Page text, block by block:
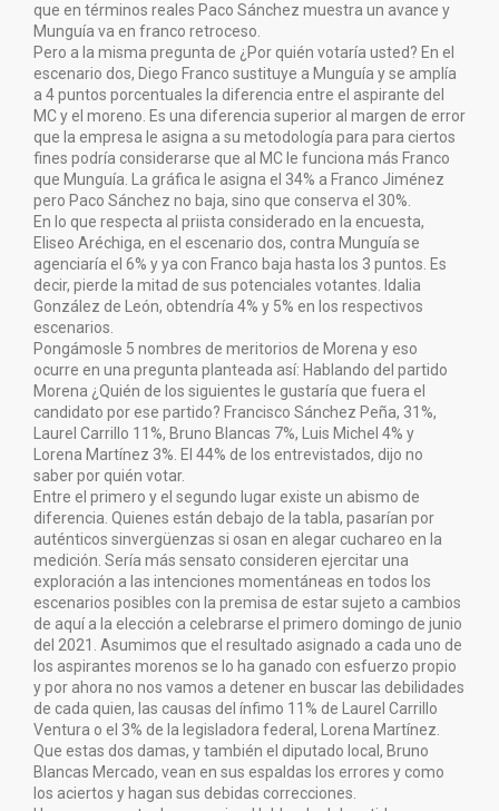
que en términos reales Paco Sánchez muestra un avance y
Munguía va en franco retroceso.
Pero a la misma pregunta de ¿Por quién votaría usted? En el
escenario dos, Diego Franco sustituye a Munguía y se amplía
a 4 puntos porcentuales la diferencia entre el aspirante del
MC y el moreno. Es una diferencia superior al margen de error
que la empresa le asigna a su metodología para para ciertos
fines podría considerarse que al MC le funciona más Franco
que Munguía. La gráfica le asigna el 34% a Franco Jiménez
pero Paco Sánchez no baja, sino que conserva el 30%.
En lo que respecta al priista considerado en la encuesta,
Eliseo Aréchiga, en el escenario dos, contra Munguía se
agenciaría el 6% y ya con Franco baja hasta los 3 puntos. Es
decir, pierde la mitad de sus potenciales votantes. Idalia
González de León, obtendría 4% y 5% en los respectivos
escenarios.
Pongámosle 5 nombres de meritorios de Morena y eso
ocurre en una pregunta planteada así: Hablando del partido
Morena ¿Quién de los siguientes le gustaría que fuera el
candidato por ese partido? Francisco Sánchez Peña, 31%,
Laurel Carrillo 11%, Bruno Blancas 7%, Luis Michel 4% y
Lorena Martínez 3%. El 44% de los entrevistados, dijo no
saber por quién votar.
Entre el primero y el segundo lugar existe un abismo de
diferencia. Quienes están debajo de la tabla, pasarían por
auténticos sinvergüenzas si osan en alegar cuchareo en la
medición. Sería más sensato consideren ejercitar una
exploración a las intenciones momentáneas en todos los
escenarios posibles con la premisa de estar sujeto a cambios
de aquí a la elección a celebrarse el primero domingo de junio
del 2021. Asumimos que el resultado asignado a cada uno de
los aspirantes morenos se lo ha ganado con esfuerzo propio
y por ahora no nos vamos a detener en buscar las debilidades
de cada quien, las causas del ínfimo 11% de Laurel Carrillo
Ventura o el 3% de la legisladora federal, Lorena Martínez.
Que estas dos damas, y también el diputado local, Bruno
Blancas Mercado, vean en sus espaldas los errores y como
los aciertos y hagan sus debidas correcciones.